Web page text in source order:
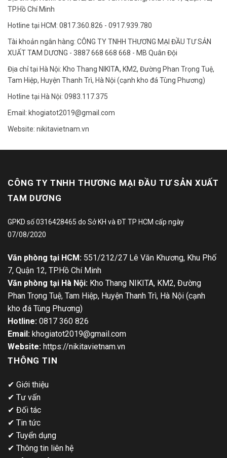
TP.Hồ Chí Minh
Hotline tại HCM: 0817.360.826 - 0917.939.780
Tài khoản ngân hàng: CÔNG TY TNHH THƯƠNG MẠI ĐẦU TƯ SẢN
XUẤT TAM DƯƠNG - 3887 668 668 668 - MB Quân Đội
Địa chỉ tại Hà Nội: Kho Thang NIKITA, KM2, Đường Phan Trọng Tuệ,
Tam Hiệp, Huyện Thanh Trì, Hà Nội (cạnh kho đá Tùng Phương)
Hotline tại Hà Nội: 0983.117.375
Email: khogiatot2019@gmail.com
Website: nikitavietnam.vn
CÔNG TY TNHH THƯƠNG MẠI ĐẦU TƯ SẢN XUẤT
TAM DƯƠNG
GPKD số 0316428465 do Sở KH và ĐT TP HCM cấp ngày
07/08/2020
Văn phòng tại HCM: 551/212/27 Lê Văn Khương, Khu Phố
7, Quận 12, TP.Hồ Chí Minh
Văn phòng tại Hà Nội: Kho Thang NIKITA, KM2, Đường
Phan Trọng Tuệ, Tam Hiệp, Huyện Thanh Trì, Hà Nội (cạnh
kho đá Tùng Phương)
Hotline: 0817 360 826
Email: khogiatot2019@gmail.com
Website: https://nikitavietnam.vn
THÔNG TIN
✔ Giới thiệu
✔ Tư vấn
✔ Đối tác
✔ Tin tức
✔ Tuyển dụng
✔ Thông tin liên hệ